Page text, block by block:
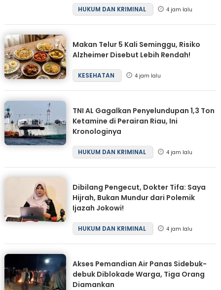
HUKUM DAN KRIMINAL 4 jam lalu
Makan Telur 5 Kali Seminggu, Risiko
Alzheimer Disebut Lebih Rendah!
KESEHATAN 4 jam lalu
TNI AL Gagalkan Penyelundupan 1,3 Ton
Ketamine di Perairan Riau, Ini
Kronologinya
HUKUM DAN KRIMINAL 4 jam lalu
Dibilang Pengecut, Dokter Tifa: Saya
Hijrah, Bukan Mundur dari Polemik
Ijazah Jokowi!
HUKUM DAN KRIMINAL 4 jam lalu
Akses Pemandian Air Panas Sidebuk-
debuk Diblokade Warga, Tiga Orang
Diamankan